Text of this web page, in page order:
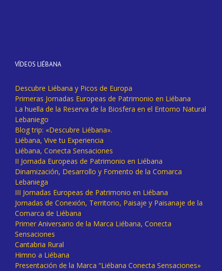
VÍDEOS LIÉBANA
Descubre Liébana y Picos de Europa
Primeras Jornadas Europeas de Patrimonio en Liébana
La huella de la Reserva de la Biosfera en el Entorno Natural
Lebaniego
Blog trip: «Descubre Liébana».
Liébana, Vive tu Experiencia
Liébana, Conecta Sensaciones
II Jornada Europeas de Patrimonio en Liébana
Dinamización, Desarrollo y Fomento de la Comarca
Lebaniega
III Jornadas Europeas de Patrimonio en Liébana
Jornadas de Conexión, Territorio, Paisaje y Paisanaje de la
Comarca de Liébana
Primer Aniversario de la Marca Liébana, Conecta
Sensaciones
Cantabria Rural
Himno a Liébana
Presentación de la Marca “Liébana Conecta Sensaciones»